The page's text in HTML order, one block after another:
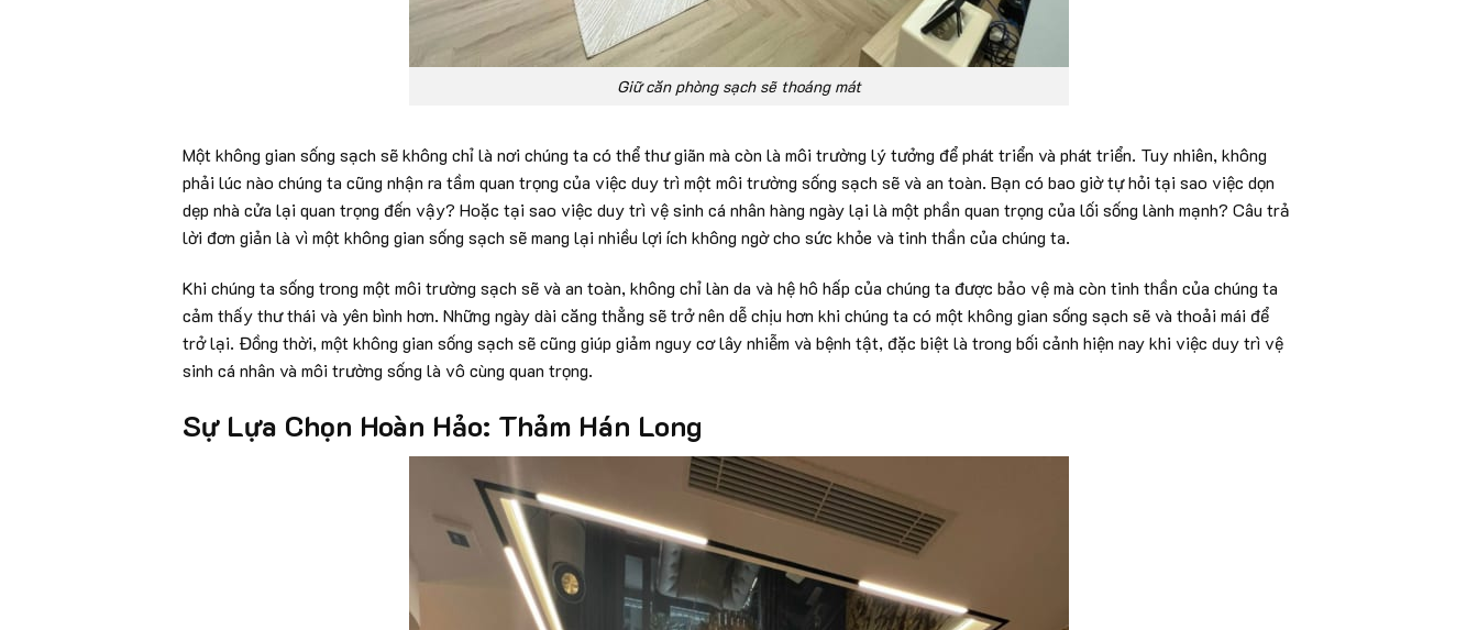
Giữ căn phòng sạch sẽ thoáng mát
Một không gian sống sạch sẽ không chỉ là nơi chúng ta có thể thư giãn mà còn là môi trường lý tưởng để phát triển và phát triển. Tuy nhiên, không
phải lúc nào chúng ta cũng nhận ra tầm quan trọng của việc duy trì một môi trường sống sạch sẽ và an toàn. Bạn có bao giờ tự hỏi tại sao việc dọn
dẹp nhà cửa lại quan trọng đến vậy? Hoặc tại sao việc duy trì vệ sinh cá nhân hàng ngày lại là một phần quan trọng của lối sống lành mạnh? Câu trả
lời đơn giản là vì một không gian sống sạch sẽ mang lại nhiều lợi ích không ngờ cho sức khỏe và tinh thần của chúng ta.
Khi chúng ta sống trong một môi trường sạch sẽ và an toàn, không chỉ làn da và hệ hô hấp của chúng ta được bảo vệ mà còn tinh thần của chúng ta
cảm thấy thư thái và yên bình hơn. Những ngày dài căng thẳng sẽ trở nên dễ chịu hơn khi chúng ta có một không gian sống sạch sẽ và thoải mái để
trở lại. Đồng thời, một không gian sống sạch sẽ cũng giúp giảm nguy cơ lây nhiễm và bệnh tật, đặc biệt là trong bối cảnh hiện nay khi việc duy trì vệ
sinh cá nhân và môi trường sống là vô cùng quan trọng.
Sự Lựa Chọn Hoàn Hảo: Thảm Hán Long